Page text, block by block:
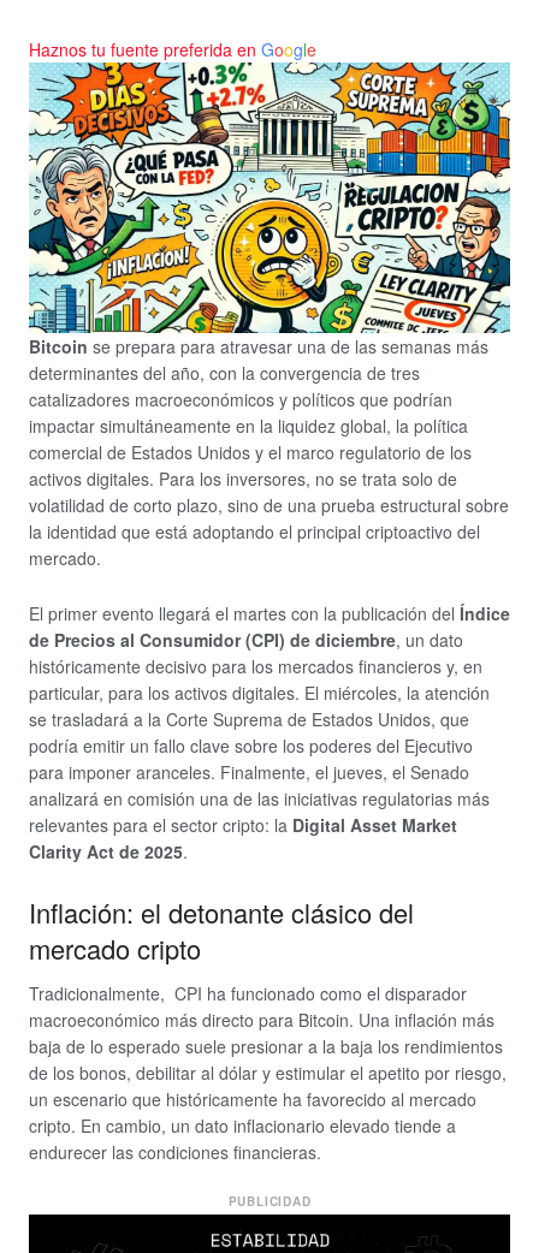
Haznos tu fuente preferida en Google
Bitcoin se prepara para atravesar una de las semanas más
determinantes del año, con la convergencia de tres
catalizadores macroeconómicos y políticos que podrían
impactar simultáneamente en la liquidez global, la política
comercial de Estados Unidos y el marco regulatorio de los
activos digitales. Para los inversores, no se trata solo de
volatilidad de corto plazo, sino de una prueba estructural sobre
la identidad que está adoptando el principal criptoactivo del
mercado.
El primer evento llegará el martes con la publicación del Índice
de Precios al Consumidor (CPI) de diciembre, un dato
históricamente decisivo para los mercados financieros y, en
particular, para los activos digitales. El miércoles, la atención
se trasladará a la Corte Suprema de Estados Unidos, que
podría emitir un fallo clave sobre los poderes del Ejecutivo
para imponer aranceles. Finalmente, el jueves, el Senado
analizará en comisión una de las iniciativas regulatorias más
relevantes para el sector cripto: la Digital Asset Market
Clarity Act de 2025.
Inflación: el detonante clásico del
mercado cripto
Tradicionalmente, CPI ha funcionado como el disparador
macroeconómico más directo para Bitcoin. Una inflación más
baja de lo esperado suele presionar a la baja los rendimientos
de los bonos, debilitar al dólar y estimular el apetito por riesgo,
un escenario que históricamente ha favorecido al mercado
cripto. En cambio, un dato inflacionario elevado tiende a
endurecer las condiciones financieras.
PUBLICIDAD